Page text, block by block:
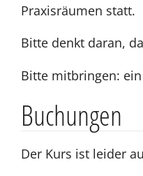
Praxisräumen statt.
Bitte denkt daran,
Bitte mitbringen:
Buchungen
Der Kurs ist leider